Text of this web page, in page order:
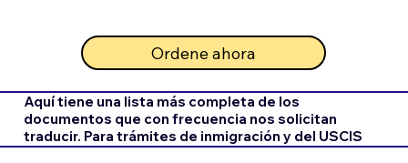
Ordene ahora
Aquí tiene una lista más completa de los
documentos que con frecuencia nos solicitan
traducir. Para trámites de inmigración y del USCIS